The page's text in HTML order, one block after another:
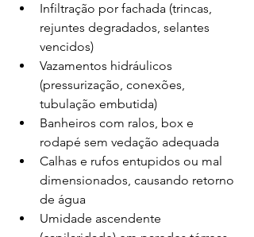
Infiltração por fachada (trincas,
rejuntes degradados, selantes
vencidos)
Vazamentos hidráulicos
(pressurização, conexões,
tubulação embutida)
Banheiros com ralos, box e
rodapé sem vedação adequada
Calhas e rufos entupidos ou mal
dimensionados, causando retorno
de água
Umidade ascendente